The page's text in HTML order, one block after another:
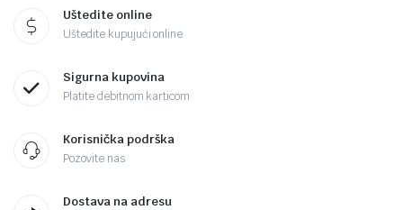
Uštedite online
Uštedite kupujući online
Sigurna kupovina
Platite debitnom karticom
Korisnička podrška
Pozovite nas
Dostava na adresu